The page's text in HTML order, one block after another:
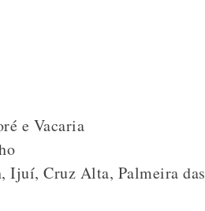
e Vacaria
Ijuí, Cruz Alta, Palmeira das